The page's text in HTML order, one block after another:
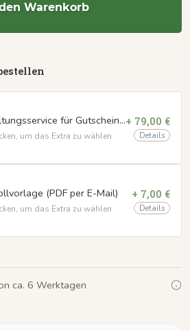
den Warenkorb
Gestaltungsservice für Gutscheinkarten
um das Extra zu wählen
+ 79,00 €
Details
(PDF per E-Mail)
um das Extra zu wählen
+ 7,00 €
Details
ca. 6 Werktagen